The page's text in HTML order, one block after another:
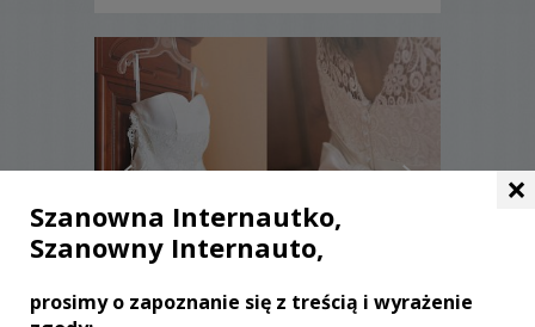
×
Szanowna Internautko,
Szanowny Internauto,
prosimy o zapoznanie się z treścią i wyrażenie